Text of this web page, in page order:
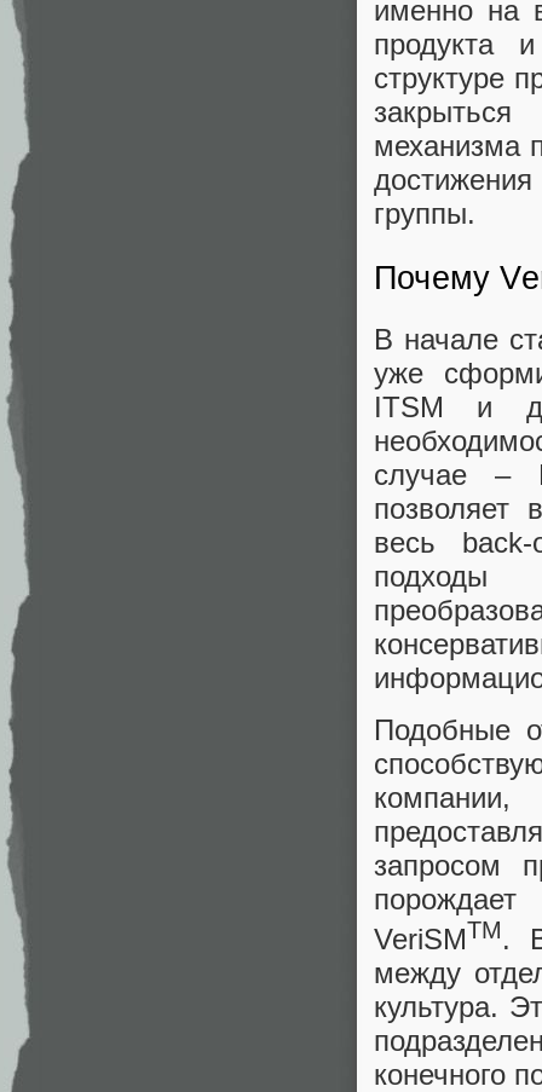
именно на
продукта
структуре
механизма
группы.
Почему
В начале
уже
ITSM и
случае –
позволяет
весь
Подобные
компании,
запросом
VeriSMTM.
между
культура.
конечного